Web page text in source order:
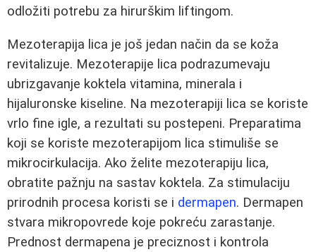
odložiti potrebu za hirurškim liftingom.
Mezoterapija lica je još jedan način da se koža
revitalizuje. Mezoterapije lica podrazumevaju
ubrizgavanje koktela vitamina, minerala i
hijaluronske kiseline. Na mezoterapiji lica se koriste
vrlo fine igle, a rezultati su postepeni. Preparatima
koji se koriste mezoterapijom lica stimuliše se
mikrocirkulacija. Ako želite mezoterapiju lica,
obratite pažnju na sastav koktela. Za stimulaciju
prirodnih procesa koristi se i dermapen. Dermapen
stvara mikropovrede koje pokreću zarastanje.
Prednost dermapena je preciznost i kontrola